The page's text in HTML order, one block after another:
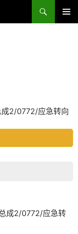
2/0772/应急转向
成2/0772/应急转